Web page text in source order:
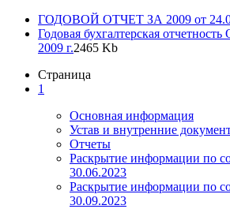
ГОДОВОЙ ОТЧЕТ ЗА 2009 от
Годовая бухгалтерская
2009 г.2465 Kb
Страница
1
Основная информация
Устав и внутренние
Отчеты
Раскрытие информации по
30.06.2023
Раскрытие информации по
30.09.2023